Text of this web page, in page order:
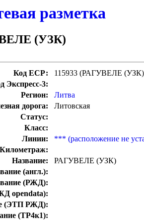
разметка
(УЗК)
Код ЕСР:
115933 (РАГУВЕЛЕ
Экспресс-3:
Регион:
Литва
дорога:
Литовская
Статус:
Класс:
Линии:
*** (расположение не
Километраж:
Название:
РАГУВЕЛЕ (УЗК)
(англ.):
(РЖД):
opendata):
(ЭТП РЖД):
(ТР4к1):